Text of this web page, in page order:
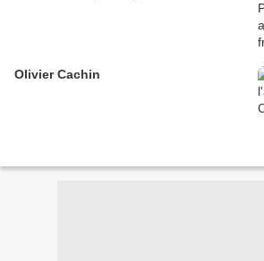
Olivier Cachin